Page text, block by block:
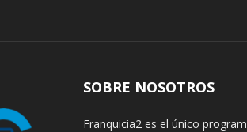
SOBRE NOSOTROS
Franquicia2 es el único